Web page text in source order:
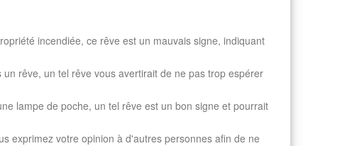
incendiée, ce rêve est un mauvais signe, indiquant
rêve, un tel rêve vous avertirait de ne pas trop espérer
lampe de poche, un tel rêve est un bon signe et pourrait
exprimez votre opinion à d'autres personnes afin de ne